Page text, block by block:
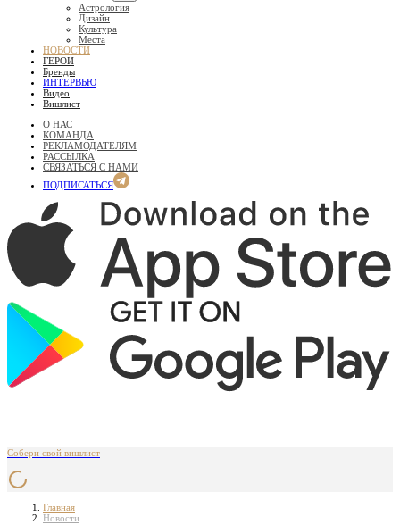
Астрология
Дизайн
Культура
Места
НОВОСТИ
ГЕРОИ
Бренды
ИНТЕРВЬЮ
Видео
Вишлист
О НАС
КОМАНДА
РЕКЛАМОДАТЕЛЯМ
РАССЫЛКА
СВЯЗАТЬСЯ С НАМИ
ПОДПИСАТЬСЯ
Собери свой вишлист
Главная
Новости